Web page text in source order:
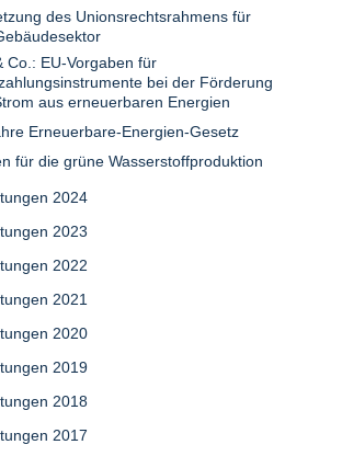
des Unionsrechtsrahmens für
Co.: EU-Vorgaben für
bei der Förderung
aus erneuerbaren Energien
Erneuerbare-Energien-Gesetz
für die grüne Wasserstoffproduktion
2024
2023
2022
2021
2020
2019
2018
2017